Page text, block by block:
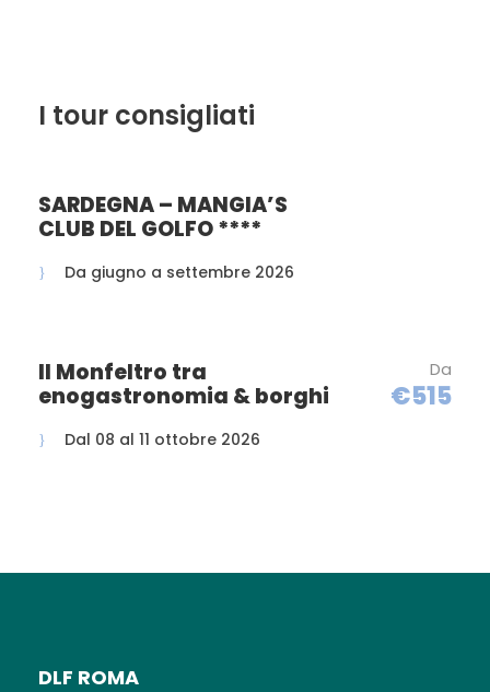
La struttura dispone del suo lido con
beach bar. A soli 300 mt dalla
attrezzata con ombrelloni sdraio e
lettini, collegata al complesso da un
percorso pianeggiante e
Domenica ore 10:00. Il soggiorno
comincerà con la cena del giorno di
arrivo e terminerà con la colazione
I tour consigliati
SARDEGNA – MANGIA’S
CLUB DEL GOLFO ****
Da giugno a settembre 2026
Il Monfeltro tra
enogastronomia & borghi
Da
€515
Dal 08 al 11 ottobre 2026
DLF ROMA